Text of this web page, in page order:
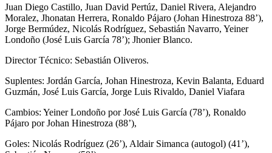
Juan Diego Castillo, Juan David Pertúz, Daniel Rivera, Alejandro
Moralez, Jhonatan Herrera, Ronaldo Pájaro (Johan Hinestroza 88’),
Jorge Bermúdez, Nicolás Rodríguez, Sebastián Navarro, Yeiner
Londoño (José Luis García 78’); Jhonier Blanco.
Director Técnico: Sebastián Oliveros.
Suplentes: Jordán García, Johan Hinestroza, Kevin Balanta, Eduard
Guzmán, José Luis García, Jorge Luis Rivaldo, Daniel Viafara
Cambios: Yeiner Londoño por José Luis García (78’), Ronaldo
Pájaro por Johan Hinestroza (88’),
Goles: Nicolás Rodríguez (26’), Aldair Simanca (autogol) (41’),